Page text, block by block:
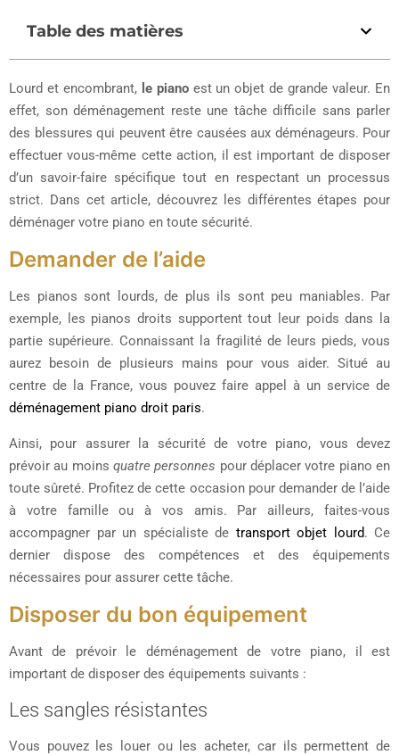
Table des matières
Lourd et encombrant, le pianoest un objet de grande valeur. En
effet, son déménagement reste une tâche difficile sans parler
des blessures qui peuvent être causées aux déménageurs. Pour
effectuer vous-même cette action, il est important de disposer
d’un savoir-faire spécifique tout en respectant un processus
strict. Dans cet article, découvrez les différentes étapes pour
déménager votre piano en toute sécurité.
Demander de l’aide
Les pianos sont lourds, de plus ils sont peu maniables. Par
exemple, les pianos droits supportent tout leur poids dans la
partie supérieure. Connaissant la fragilité de leurs pieds, vous
aurez besoin de plusieurs mains pour vous aider. Situé au
centre de la France, vous pouvez faire appel à un service de
déménagement piano droit paris.
Ainsi, pour assurer la sécurité de votre piano, vous devez
prévoir au moins quatre personnes pour déplacer votre piano en
toute sûreté. Profitez de cette occasion pour demander de l’aide
à votre famille ou à vos amis. Par ailleurs, faites-vous
accompagner par un spécialiste de transport objet lourd. Ce
dernier dispose des compétences et des équipements
nécessaires pour assurer cette tâche.
Disposer du bon équipement
Avant de prévoir le déménagement de votre piano, il est
important de disposer des équipements suivants :
Les sangles résistantes
Vous pouvez les louer ou les acheter, car ils permettent de